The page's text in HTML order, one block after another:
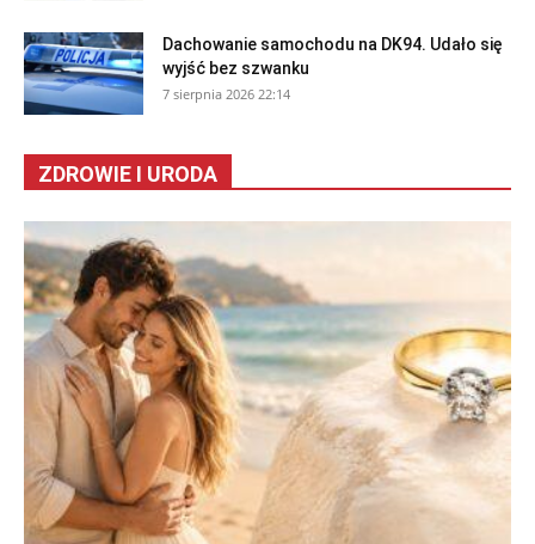
Dachowanie samochodu na DK94. Udało się
wyjść bez szwanku
7 sierpnia 2026 22:14
ZDROWIE I URODA